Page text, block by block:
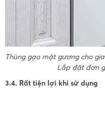
Thùng gạo mặt gương cho
Lắp đặt đơn
3.4. Rất tiện lợi khi sử dụng